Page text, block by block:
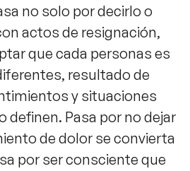
no solo por decirlo o
actos de resignación,
que cada personas es
resultado de
y situaciones
definen. Pasa por no dejar
de dolor se convierta
por ser consciente que